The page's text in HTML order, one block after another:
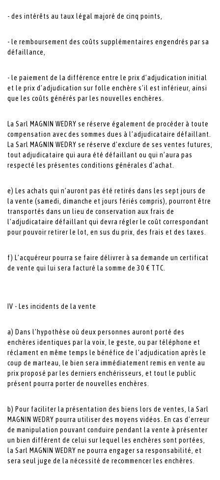
- des intérêts au taux légal majoré de cinq points,
- le remboursement des coûts supplémentaires engendrés par sa
défaillance,
- le paiement de la différence entre le prix d’adjudication initial
et le prix d’adjudication sur folle enchère s’il est inférieur, ainsi
que les coûts générés par les nouvelles enchères.
La Sarl MAGNIN WEDRY se réserve également de procéder à toute
compensation avec des sommes dues à l’adjudicataire défaillant.
La Sarl MAGNIN WEDRY se réserve d’exclure de ses ventes futures,
tout adjudicataire qui aura été défaillant ou qui n’aura pas
respecté les présentes conditions générales d’achat.
e) Les achats qui n’auront pas été retirés dans les sept jours de
la vente (samedi, dimanche et jours fériés compris), pourront être
transportés dans un lieu de conservation aux frais de
l’adjudicataire défaillant qui devra régler le coût correspondant
pour pouvoir retirer le lot, en sus du prix, des frais et des taxes.
f) L’acquéreur pourra se faire délivrer à sa demande un certificat
de vente qui lui sera facturé la somme de 30 € TTC.
IV - Les incidents de la vente
a) Dans l’hypothèse où deux personnes auront porté des
enchères identiques par la voix, le geste, ou par téléphone et
réclament en même temps le bénéfice de l’adjudication après le
coup de marteau, le bien sera immédiatement remis en vente au
prix proposé par les derniers enchérisseurs, et tout le public
présent pourra porter de nouvelles enchères.
b) Pour faciliter la présentation des biens lors de ventes, la Sarl
MAGNIN WEDRY pourra utiliser des moyens vidéos. En cas d’erreur
de manipulation pouvant conduire pendant la vente à présenter
un bien différent de celui sur lequel les enchères sont portées,
la Sarl MAGNIN WEDRY ne pourra engager sa responsabilité, et
sera seul juge de la nécessité de recommencer les enchères.